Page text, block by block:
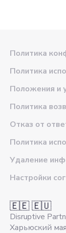
Политика
Политика
Положения и
Политика
Отказ от
Политика
Удаление
Настройки
🇪🇪 🇪🇺
Disruptive
Харьюский